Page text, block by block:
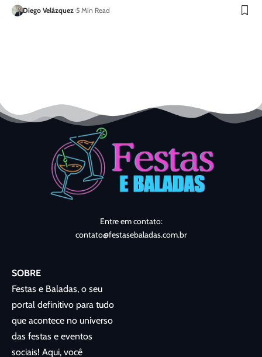
Diego Velázquez 5 Min Read
Entre em contato:
contato@festasebaladas.com.br
SOBRE
Festas e Baladas, o seu
portal definitivo para tudo
que acontece no universo
das festas e eventos
sociais! Aqui, você